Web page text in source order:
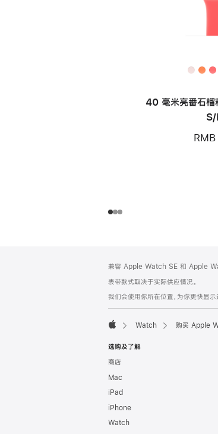
40 毫米亮番石榴
S/
页
页
脚
注
兼容 Apple Watch SE 和 Apple
表带款式取决于实际供应情况。
我们会使用你所在位置，为你更快显
Watch 购买 Apple
选购及了解
商店
Mac
iPad
iPhone
Watch